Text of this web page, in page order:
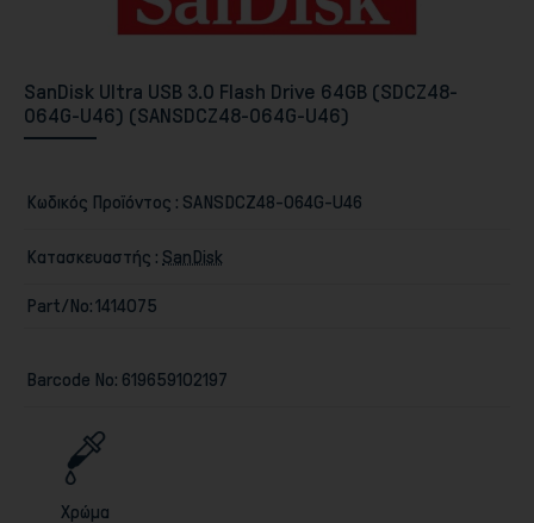
Αποθήκευση
SanDisk Ultra USB 3.0 Flash Drive 64GB (SDCZ48-
064G-U46) (SANSDCZ48-064G-U46)
Κωδικός Προϊόντος : SANSDCZ48-064G-U46
Κατασκευαστής : SanDisk
Part/No:1414075
Barcode No: 619659102197
Χρώμα